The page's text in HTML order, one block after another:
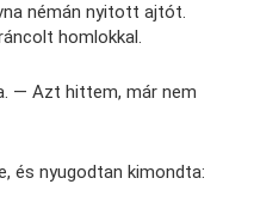
némán nyitott ajtót.
homlokkal.
— Azt hittem, már nem
és nyugodtan kimondta: